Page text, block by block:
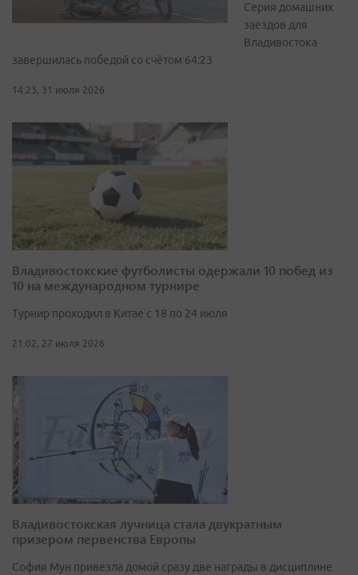
Серия домашних
заездов для
Владивостока
завершилась победой со счётом 64:23
14:23, 31 июля 2026
Владивостокские футболисты одержали 10 побед из
10 на международном турнире
Турнир проходил в Китае с 18 по 24 июля
21:02, 27 июля 2026
Владивостокская лучница стала двукратным
призером первенства Европы
София Мун привезла домой сразу две награды в дисциплине